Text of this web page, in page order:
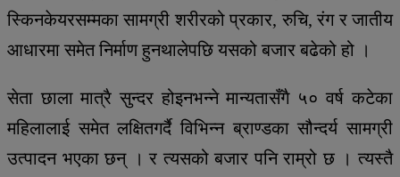
स्किनकेयरसम्मका सामग्री शरीरको प्रकार, रुचि, रंग र जातीय
आधारमा समेत निर्माण हुनथालेपछि यसको बजार बढेको हो ।
सेता छाला मात्रै सुन्दर होइनभन्ने मान्यतासँगै ५० वर्ष कटेका
महिलालाई समेत लक्षितगर्दै विभिन्न ब्राण्डका सौन्दर्य सामग्री
उत्पादन भएका छन् । र त्यसको बजार पनि राम्रो छ । त्यस्तै